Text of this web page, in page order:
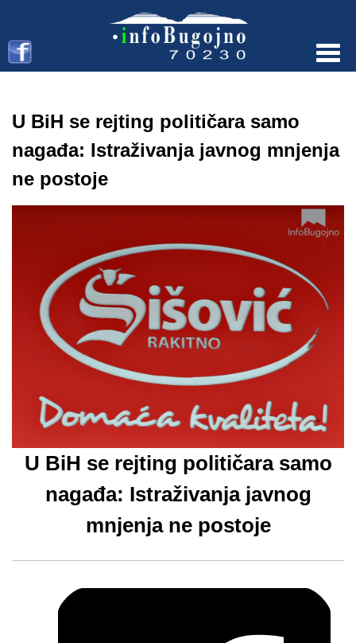
U BiH se rejting političara samo
nagađa: Istraživanja javnog mnjenja
ne postoje
U BiH se rejting političara samo
nagađa: Istraživanja javnog
mnjenja ne postoje